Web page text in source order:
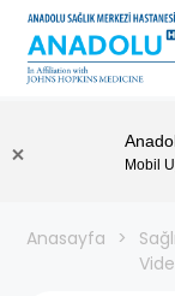
Mobil
Anasayfa